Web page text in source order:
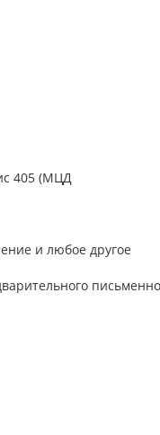
405 (МЦД
и любое другое